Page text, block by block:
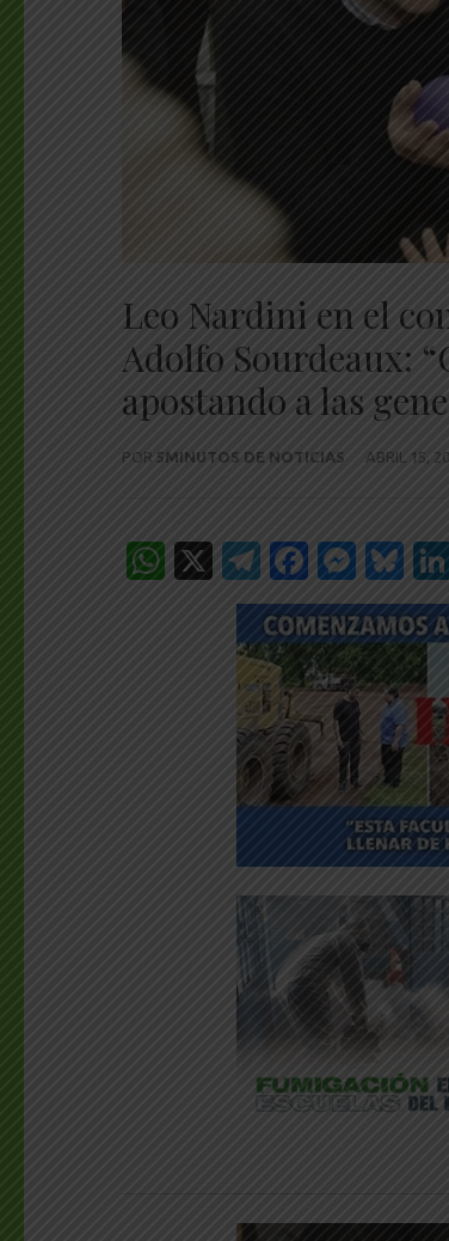
Leo Nardini en el
Adolfo Sourdeaux:
apostando a las
POR 5MINUTOS DE NOTICIAS ABRIL 15,
WhatsApp
X Telegram